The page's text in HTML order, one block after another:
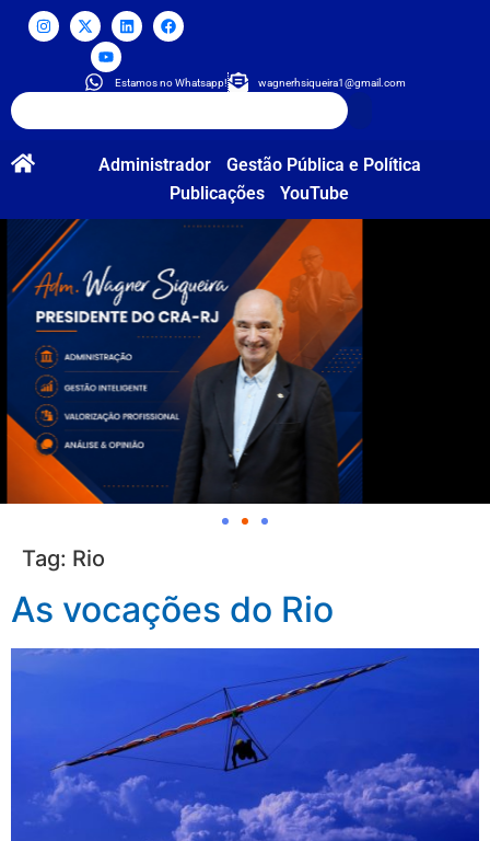
Estamos no Whatsapp! wagnerhsiqueira1@gmail.com
Administrador
Gestão Pública e Política
Publicações
YouTube
Tag: Rio
As vocações do Rio